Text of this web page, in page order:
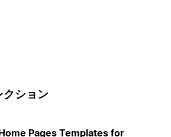
クション
Pages Templates for